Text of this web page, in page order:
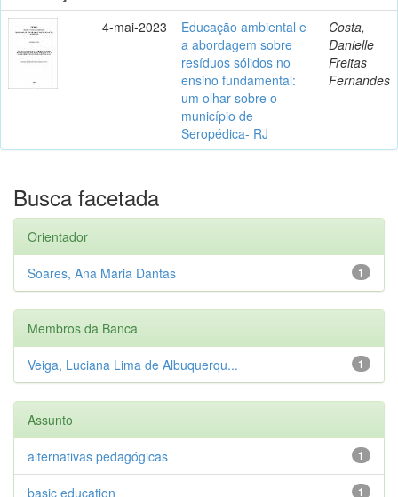
4-mai-2023
Educação ambiental e
a abordagem sobre
resíduos sólidos no
ensino fundamental:
um olhar sobre o
município de
Seropédica- RJ
Costa,
Danielle
Freitas
Fernandes
Busca facetada
Orientador
1
Soares, Ana Maria Dantas
Membros da Banca
1
Veiga, Luciana Lima de Albuquerqu...
Assunto
1
alternativas pedagógicas
1
basic education